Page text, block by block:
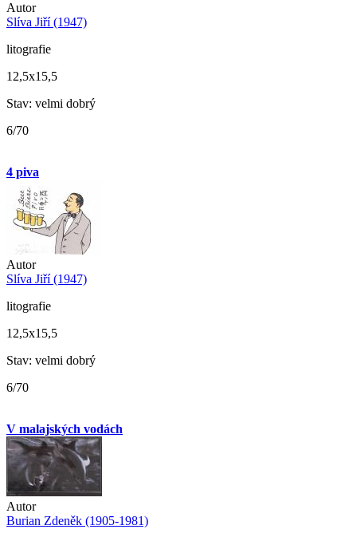
Autor
Slíva Jiří (1947)
litografie
12,5x15,5
Stav: velmi dobrý
6/70
4 piva
Autor
Slíva Jiří (1947)
litografie
12,5x15,5
Stav: velmi dobrý
6/70
V malajských vodách
Autor
Burian Zdeněk (1905-1981)